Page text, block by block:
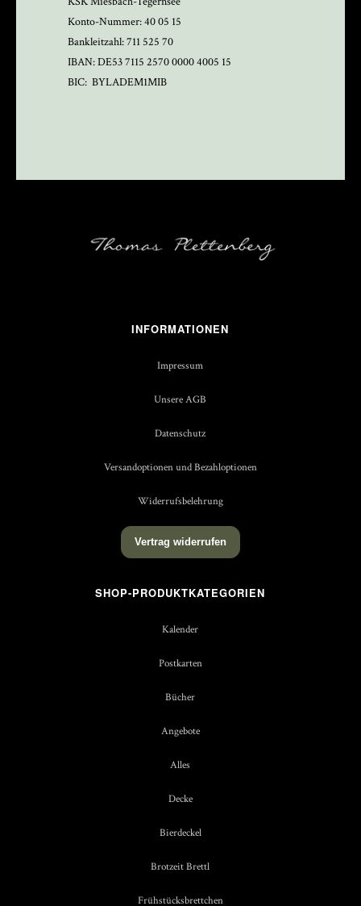
Konto-Nummer: 40 05 15
Bankleitzahl: 711 525 70
IBAN: DE53 7115 2570 0000 4005 15
BIC: BYLADEM1MIB
INFORMATIONEN
Impressum
Unsere AGB
Datenschutz
Versandoptionen und Bezahloptionen
Widerrufsbelehrung
Vertrag widerrufen
SHOP-PRODUKTKATEGORIEN
Kalender
Postkarten
Bücher
Angebote
Alles
Decke
Bierdeckel
Brotzeit Brettl
Frühstücksbrettchen